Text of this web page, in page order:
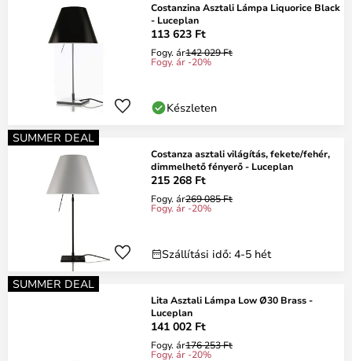
Costanzina Asztali Lámpa Liquorice Black
- Luceplan
113 623 Ft
Fogy. ár142 029 Ft
Fogy. ár -20%
Készleten
SUMMER DEAL
Costanza asztali világítás, fekete/fehér,
dimmelhető fényerő - Luceplan
215 268 Ft
Fogy. ár269 085 Ft
Fogy. ár -20%
Szállítási idő: 4-5 hét
SUMMER DEAL
Lita Asztali Lámpa Low Ø30 Brass -
Luceplan
141 002 Ft
Fogy. ár176 253 Ft
Fogy. ár -20%